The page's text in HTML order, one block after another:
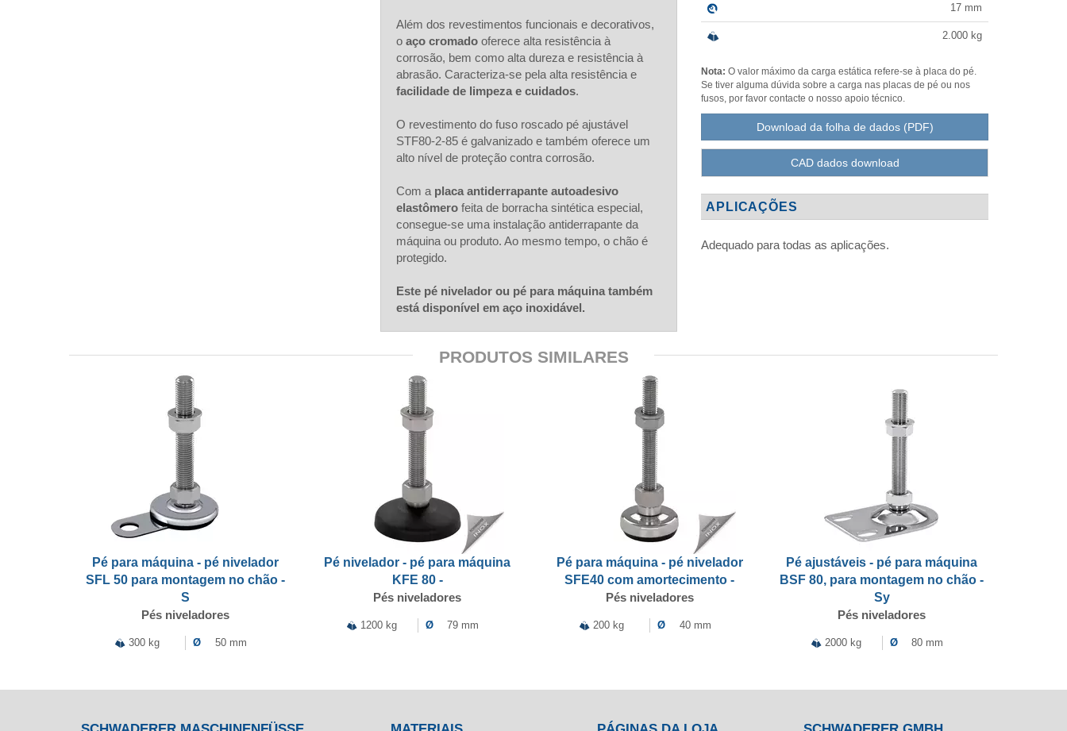
Além dos revestimentos funcionais e decorativos,
oaço cromado oferece alta resistência à
corrosão, bem como alta dureza e resistência à
abrasão. Caracteriza-se pela alta resistência e
facilidade de limpeza e cuidados.
O revestimento do fuso roscado pé ajustável
STF80-2-85 é galvanizado e também oferece um
alto nível de proteção contra corrosão.
Com a placa antiderrapante autoadesivo
elastômero feita de borracha sintética especial,
consegue-se uma instalação antiderrapante da
máquina ou produto. Ao mesmo tempo, o chão é
protegido.
Este pé nivelador ou pé para máquina também
está disponível em aço inoxidável.
17mm
2.000kg
Nota: O valor máximo da carga estática refere-se à placa do pé.
Se tiver alguma dúvida sobre a carga nas placas de pé ou nos
fusos, por favor contacte o nosso apoio técnico.
Download da folha de dados (PDF)
CAD dados download
APLICAÇÕES
Adequado para todas as aplicações.
PRODUTOS SIMILARES
Pé para máquina - pé nivelador
SFL 50 para montagem no chão -
S
Pés niveladores
300 kg Ø 50 mm
Pé nivelador - pé para máquina
KFE 80 -
Pés niveladores
1200 kg Ø 79 mm
Pé para máquina - pé nivelador
SFE40 com amortecimento -
Pés niveladores
200 kg Ø 40 mm
Pé ajustáveis - pé para máquina
BSF 80, para montagem no chão -
Sy
Pés niveladores
2000 kg Ø 80 mm